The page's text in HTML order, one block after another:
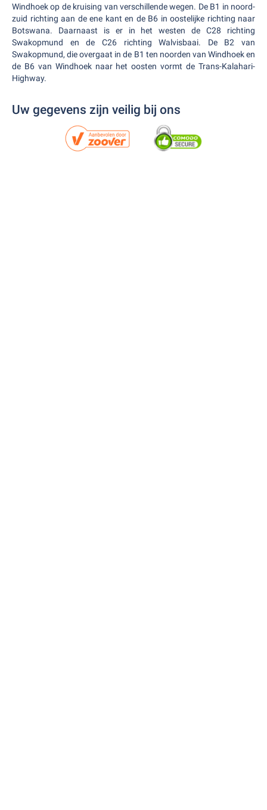
Windhoek op de kruising van verschillende wegen. De B1 in noord-
zuid richting aan de ene kant en de B6 in oostelijke richting naar
Botswana. Daarnaast is er in het westen de C28 richting
Swakopmund en de C26 richting Walvisbaai. De B2 van
Swakopmund, die overgaat in de B1 ten noorden van Windhoek en
de B6 van Windhoek naar het oosten vormt de Trans-Kalahari-
Highway.
Uw gegevens zijn veilig bij ons